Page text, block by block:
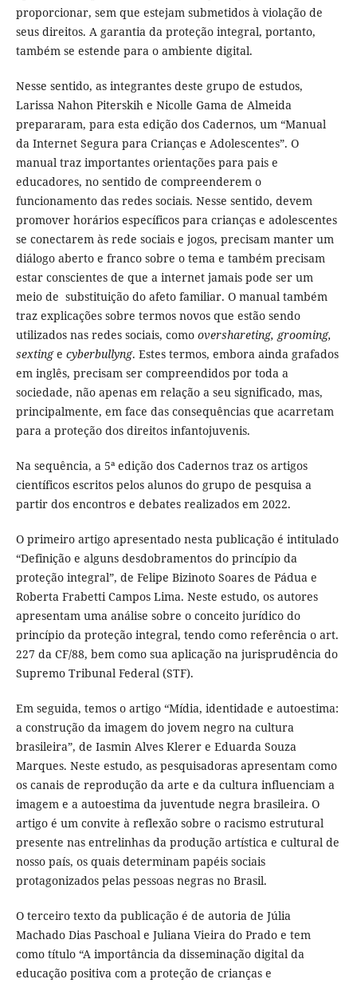
proporcionar, sem que estejam submetidos à violação de
seus direitos. A garantia da proteção integral, portanto,
também se estende para o ambiente digital.
Nesse sentido, as integrantes deste grupo de estudos,
Larissa Nahon Piterskih e Nicolle Gama de Almeida
prepararam, para esta edição dos Cadernos, um “Manual
da Internet Segura para Crianças e Adolescentes”. O
manual traz importantes orientações para pais e
educadores, no sentido de compreenderem o
funcionamento das redes sociais. Nesse sentido, devem
promover horários específicos para crianças e adolescentes
se conectarem às rede sociais e jogos, precisam manter um
diálogo aberto e franco sobre o tema e também precisam
estar conscientes de que a internet jamais pode ser um
meio de substituição do afeto familiar. O manual também
traz explicações sobre termos novos que estão sendo
utilizados nas redes sociais, como overshareting, grooming,
sextinge cyberbullyng. Estes termos, embora ainda grafados
em inglês, precisam ser compreendidos por toda a
sociedade, não apenas em relação a seu significado, mas,
principalmente, em face das consequências que acarretam
para a proteção dos direitos infantojuvenis.
Na sequência, a 5ª edição dos Cadernos traz os artigos
científicos escritos pelos alunos do grupo de pesquisa a
partir dos encontros e debates realizados em 2022.
O primeiro artigo apresentado nesta publicação é intitulado
“Definição e alguns desdobramentos do princípio da
proteção integral”, de Felipe Bizinoto Soares de Pádua e
Roberta Frabetti Campos Lima. Neste estudo, os autores
apresentam uma análise sobre o conceito jurídico do
princípio da proteção integral, tendo como referência o art.
227 da CF/88, bem como sua aplicação na jurisprudência do
Supremo Tribunal Federal (STF).
Em seguida, temos o artigo “Mídia, identidade e autoestima:
a construção da imagem do jovem negro na cultura
brasileira”, de Iasmin Alves Klerer e Eduarda Souza
Marques. Neste estudo, as pesquisadoras apresentam como
os canais de reprodução da arte e da cultura influenciam a
imagem e a autoestima da juventude negra brasileira. O
artigo é um convite à reflexão sobre o racismo estrutural
presente nas entrelinhas da produção artística e cultural de
nosso país, os quais determinam papéis sociais
protagonizados pelas pessoas negras no Brasil.
O terceiro texto da publicação é de autoria de Júlia
Machado Dias Paschoal e Juliana Vieira do Prado e tem
como título “A importância da disseminação digital da
educação positiva com a proteção de crianças e